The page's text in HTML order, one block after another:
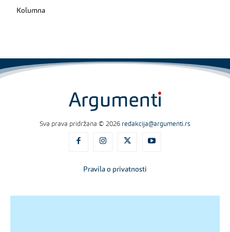
Kolumna
Sva prava pridržana © 2026 redakcija@argumenti.rs
Pravila o privatnosti